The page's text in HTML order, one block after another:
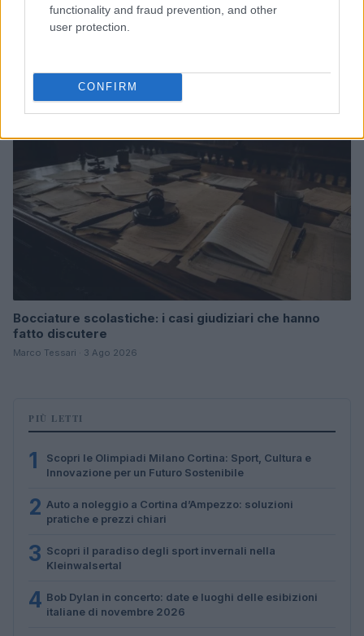
functionality and fraud prevention, and other
user protection.
CONFIRM
Don Antonio Mazzi: l’ultimo saluto a Milano tra
emozioni e canti
Bocciature scolastiche: i casi giudiziari che hanno
fatto discutere
Marco Tessari · 3 Ago 2026
PIÙ LETTI
1
Scopri le Olimpiadi Milano Cortina: Sport, Cultura e
Innovazione per un Futuro Sostenibile
2 Auto a noleggio a Cortina d’Ampezzo: soluzioni
pratiche e prezzi chiari
3 Scopri il paradiso degli sport invernali nella
Kleinwalsertal
4 Bob Dylan in concerto: date e luoghi delle esibizioni
italiane di novembre 2026